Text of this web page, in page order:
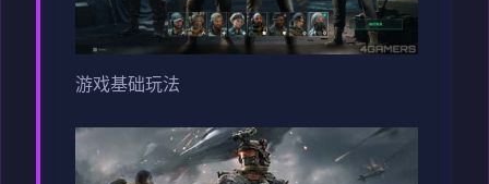
游戏基础玩法